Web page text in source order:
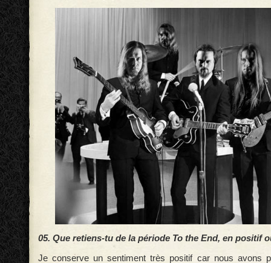
05. Que retiens-tu de la période To the End, en positif
Je conserve un sentiment très positif car nous avons